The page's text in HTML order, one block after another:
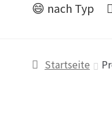
😄 nach Typ
StartStartseite